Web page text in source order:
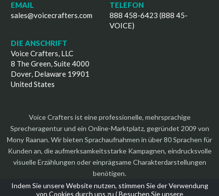
Indem Sie unsere Website nutzen, stimmen Sie der Verwendung
von Cookies durch uns zu (Besuchen Sie unsere
EMAIL
sales@voicecrafters.com
TELEFON
888 458-6423 (888 45-
VOICE)
DIE ANSCHRIFT
Voice Crafters, LLC
8 The Green, Suite 4000
Dover, Delaware 19901
United States
Voice Crafters ist eine professionelle, mehrsprachige
Sprecheragentur und ein Online-Marktplatz, gegründet 2009 von
Mony Raanan. Wir bieten Sprachaufnahmen in über 80 Sprachen für
Kunden an, die aufmerksamkeitsstarke Kampagnen, eindrucksvolle
visuelle Erzählungen oder einprägsame Charakterdarstellungen
benötigen.